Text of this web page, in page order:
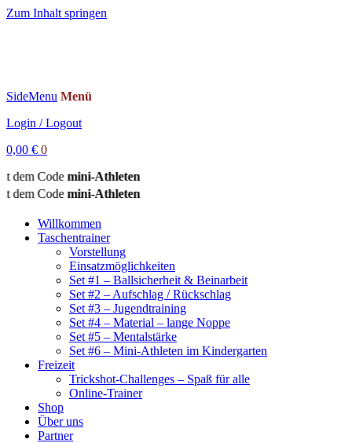
Zum Inhalt springen
SideMenu Menü
Login / Logout
0,00 € 0
mini-Athleten
mini-Athleten
Willkommen
Taschentrainer
Vorstellung
Einsatzmöglichkeiten
Set #1 – Ballsicherheit & Beinarbeit
Set #2 – Aufschlag / Rückschlag
Set #3 – Jugendtraining
Set #4 – Material – lange Noppe
Set #5 – Mentalstärke
Set #6 – Mini-Athleten im Kindergarten
Freizeit
Trickshot-Challenges – Spaß für alle
Online-Trainer
Shop
Über uns
Partner